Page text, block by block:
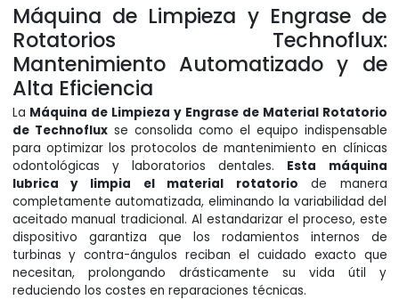
Máquina de Limpieza y Engrase de
Rotatorios Technoflux:
Mantenimiento Automatizado y de
Alta Eficiencia
La Máquina de Limpieza y Engrase de Material Rotatorio
de Technofluxse consolida como el equipo indispensable
para optimizar los protocolos de mantenimiento en clínicas
odontológicas y laboratorios dentales. Esta máquina
lubrica y limpia el material rotatorio de manera
completamente automatizada, eliminando la variabilidad del
aceitado manual tradicional. Al estandarizar el proceso, este
dispositivo garantiza que los rodamientos internos de
turbinas y contra-ángulos reciban el cuidado exacto que
necesitan, prolongando drásticamente su vida útil y
reduciendo los costes en reparaciones técnicas.